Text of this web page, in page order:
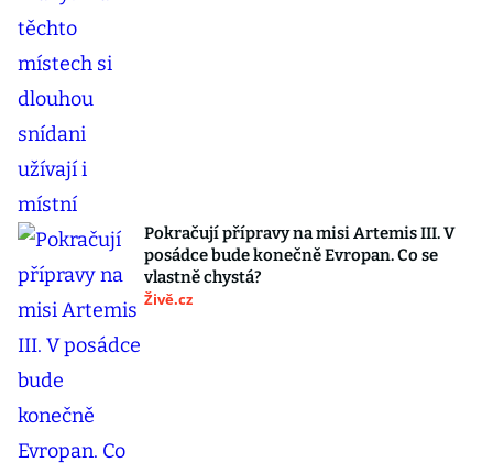
Pokračují přípravy na misi Artemis III. V
posádce bude konečně Evropan. Co se
vlastně chystá?
Živě.cz